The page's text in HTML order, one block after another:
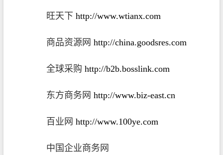
旺天下 http://www.wtianx.com
商品资源网 http://china.goodsres.com
全球采购 http://b2b.bosslink.com
东方商务网 http://www.biz-east.cn
百业网 http://www.100ye.com
中国企业商务网